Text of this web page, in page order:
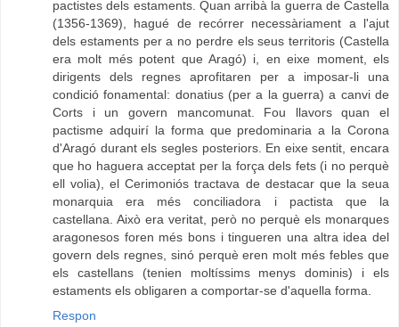
pactistes dels estaments. Quan arribà la guerra de Castella
(1356-1369), hagué de recórrer necessàriament a l'ajut
dels estaments per a no perdre els seus territoris (Castella
era molt més potent que Aragó) i, en eixe moment, els
dirigents dels regnes aprofitaren per a imposar-li una
condició fonamental: donatius (per a la guerra) a canvi de
Corts i un govern mancomunat. Fou llavors quan el
pactisme adquirí la forma que predominaria a la Corona
d'Aragó durant els segles posteriors. En eixe sentit, encara
que ho haguera acceptat per la força dels fets (i no perquè
ell volia), el Cerimoniós tractava de destacar que la seua
monarquia era més conciliadora i pactista que la
castellana. Això era veritat, però no perquè els monarques
aragonesos foren més bons i tingueren una altra idea del
govern dels regnes, sinó perquè eren molt més febles que
els castellans (tenien moltíssims menys dominis) i els
estaments els obligaren a comportar-se d'aquella forma.
Respon